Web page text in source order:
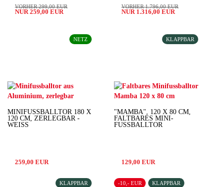
VORHER 299,00 EUR
NUR 259,00 EUR
VORHER 1.796,00 EUR
NUR 1.316,00 EUR
NETZ
MINIFUSSBALLTOR 180 X 1
20 CM, ZERLEGBAR - W
EISS
259,00 EUR
KLAPPBAR
"MAMBA", 120 X 80 CM,
FALTBARES MINI-
FUSSBALLTOR
129,00 EUR
KLAPPBAR -10,- EUR
KLAPPBAR